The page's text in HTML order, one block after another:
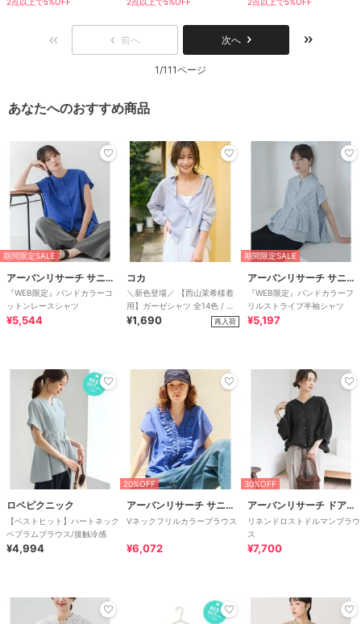
前へ 次へ
1/111ページ
あなたへのおすすめ商品
期間限定SALE
アーバンリサーチ サニーレーベル
『WEB限定』バンドカラーコ
ットンレースシャツ
¥5,544
コカ
＼新色登場／ 【西山茉希様着
用】ガーゼシャツ 全14色 / 冷
房対策
¥1,690 再入荷
期間限定SALE
アーバンリサーチ サニーレーベル
『WEB限定』バンドカラーフ
リルストライプ半袖シャツ
¥5,197
ロペピクニック
【ベストヒット】ハートネック
ペプラムブラウス/接触冷感
¥4,994
20%OFF
アーバンリサーチ サニーレーベル
Vネックフリルカラーブラウス
¥6,072
30%OFF
アーバンリサーチ ドアーズ
リネンドロストドルマンブラウ
ス
¥7,700